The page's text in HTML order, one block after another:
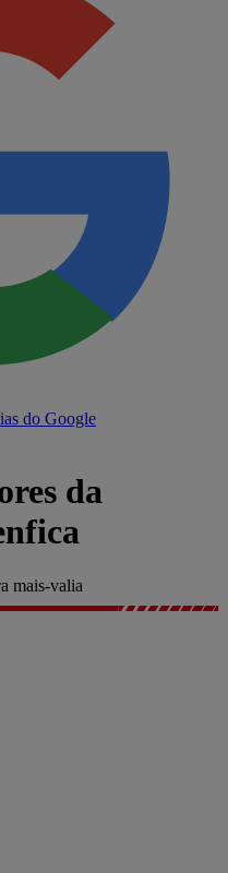
do Google
da
mais-valia